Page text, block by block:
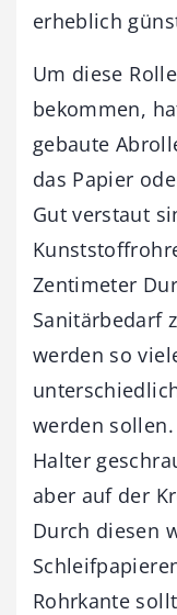
erheblich
Um diese
bekommen,
gebaute
das Papier
Gut verstaut
Zentimeter
Sanitärbedarf
werden so
werden
Halter
aber auf der
Durch diesen
Rohrkante